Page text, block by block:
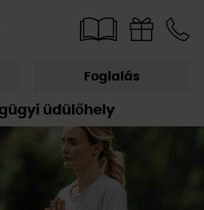
üdülőhely
Foglalás